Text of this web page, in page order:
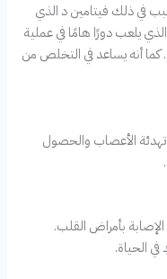
في ذلك فيتامين د الذي
يلعب دورًا هامًا في عملية
كما أنه يساعد في التخلص من
الأعصاب والحصول
بأمراض القلب.
الحياة.